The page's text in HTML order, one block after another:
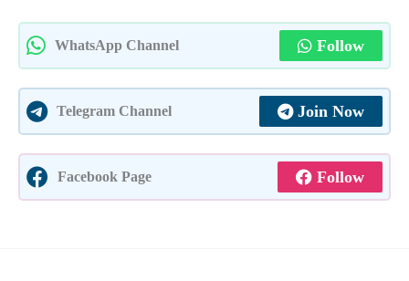
WhatsApp Channel Follow
Telegram Channel Join Now
Facebook Page Follow